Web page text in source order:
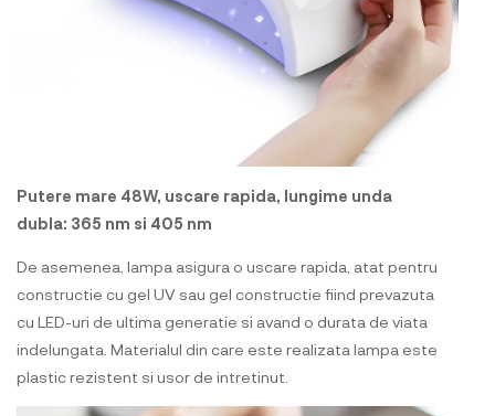
Putere mare 48W, uscare rapida, lungime unda
dubla: 365 nm si 405 nm
De asemenea, lampa asigura o uscare rapida, atat pentru
constructie cu gel UV sau gel constructie fiind prevazuta
cu LED-uri de ultima generatie si avand o durata de viata
indelungata. Materialul din care este realizata lampa este
plastic rezistent si usor de intretinut.